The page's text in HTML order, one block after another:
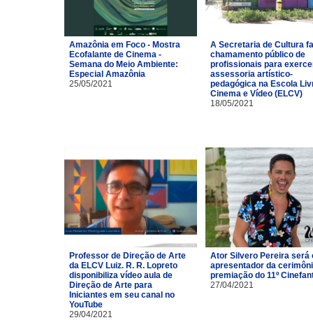
Amazônia em Foco - Mostra
Ecofalante de Cinema -
Semana do Meio Ambiente:
Especial Amazônia
25/05/2021
A Secretaria de Cultura
chamamento público de
profissionais para
assessoria artístico-
pedagógica na Escola
Cinema e Vídeo (ELCV)
18/05/2021
Professor de Direção de Arte
da ELCV Luiz. R. R. Lopreto
disponibiliza vídeo aula de
Direção de Arte para
Iniciantes em seu canal no
YouTube
29/04/2021
Ator Silvero Pereira será
apresentador da
premiação do 11º
27/04/2021